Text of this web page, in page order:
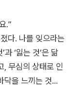
웃음 치며 바닥
만난 건 행운이
.”
다. 나를 잊으라는
과 ‘잃는 것’은 닮
, 무심의 상태로 인
닥을 느끼는 것이